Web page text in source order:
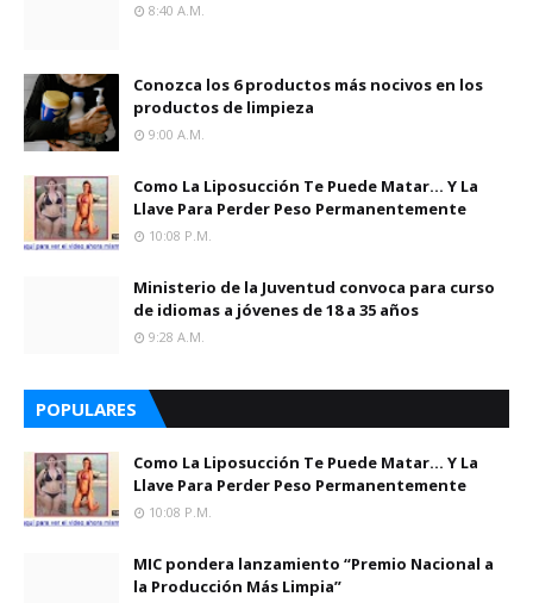
8:40 A.m.
Conozca los 6 productos más nocivos en los
productos de limpieza
9:00 A.m.
Como La Liposucción Te Puede Matar… Y La
Llave Para Perder Peso Permanentemente
10:08 P.m.
Ministerio de la Juventud convoca para curso
de idiomas a jóvenes de 18 a 35 años
9:28 A.m.
POPULARES
Como La Liposucción Te Puede Matar… Y La
Llave Para Perder Peso Permanentemente
10:08 P.m.
MIC pondera lanzamiento “Premio Nacional a
la Producción Más Limpia”